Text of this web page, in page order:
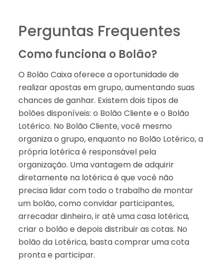
Perguntas Frequentes
Como funciona o Bolão?
O Bolão Caixa oferece a oportunidade de
realizar apostas em grupo, aumentando suas
chances de ganhar. Existem dois tipos de
bolões disponíveis: o Bolão Cliente e o Bolão
Lotérico. No Bolão Cliente, você mesmo
organiza o grupo, enquanto no Bolão Lotérico, a
própria lotérica é responsável pela
organização. Uma vantagem de adquirir
diretamente na lotérica é que você não
precisa lidar com todo o trabalho de montar
um bolão, como convidar participantes,
arrecadar dinheiro, ir até uma casa lotérica,
criar o bolão e depois distribuir as cotas. No
bolão da Lotérica, basta comprar uma cota
pronta e participar.